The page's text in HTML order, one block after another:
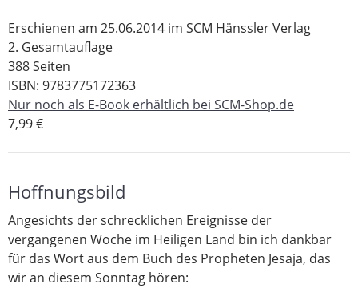
Erschienen am 25.06.2014 im SCM Hänssler Verlag
2. Gesamtauflage
388 Seiten
ISBN: 9783775172363
Nur noch als E-Book erhältlich bei SCM-Shop.de
7,99 €
Hoffnungsbild
Angesichts der schrecklichen Ereignisse der
vergangenen Woche im Heiligen Land bin ich dankbar
für das Wort aus dem Buch des Propheten Jesaja, das
wir an diesem Sonntag hören: